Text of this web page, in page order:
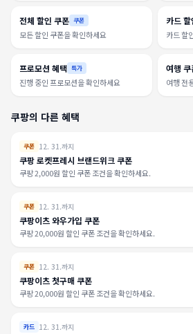
전체 할인 쿠폰 쿠폰
모든 할인 쿠폰을 확인하세요
카드
카드 할
프로모션 혜택 특가
진행 중인 프로모션을 확인하세요
여행 쿠
여행 전
쿠팡의 다른 혜택
쿠폰 12. 31.까지
쿠팡 로켓프레시 브랜드위크 쿠폰
쿠팡 2,000원 할인 쿠폰 조건을 확인하세요.
쿠폰 12. 31.까지
쿠팡이츠 와우가입 쿠폰
쿠팡 20,000원 할인 쿠폰 조건을 확인하세요.
쿠폰 12. 31.까지
쿠팡이츠 첫구매 쿠폰
쿠팡 20,000원 할인 쿠폰 조건을 확인하세요.
카드 12. 31.까지